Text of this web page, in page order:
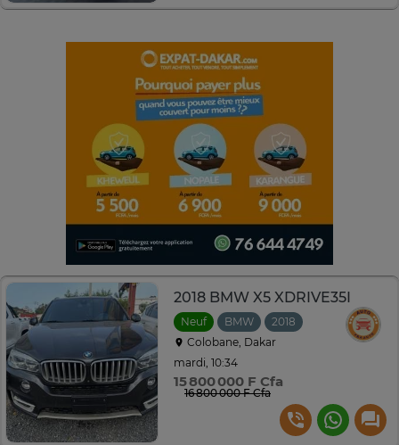
2018 BMW X5 XDRIVE35I
Neuf BMW 2018
Automatique
Colobane, Dakar
mardi, 10:34
15 800 000 F Cfa
16 800 000 F Cfa